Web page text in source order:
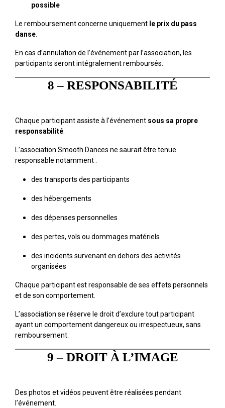
possible
Le remboursement concerne uniquement le prix du pass
danse
En cas d’annulation de l’événement par l’association, les
participants seront intégralement remboursés.
8 – RESPONSABILITÉ
Chaque participant assiste à l’événement sous sa propre
responsabilité
L’association Smooth Dances ne saurait être tenue
responsable notamment :
des transports des participants
des hébergements
des dépenses personnelles
des pertes, vols ou dommages matériels
des incidents survenant en dehors des activités
organisées
Chaque participant est responsable de ses effets personnels
et de son comportement.
L’association se réserve le droit d’exclure tout participant
ayant un comportement dangereux ou irrespectueux, sans
remboursement.
9 – DROIT À L’IMAGE
Des photos et vidéos peuvent être réalisées pendant
l’événement.